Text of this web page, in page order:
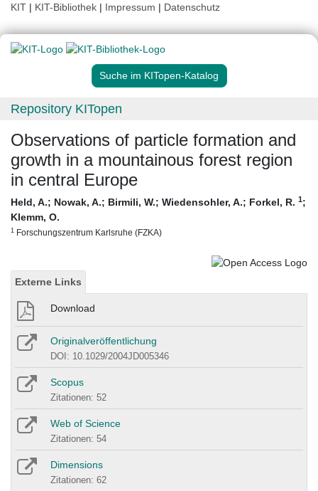
KIT | KIT-Bibliothek | Impressum | Datenschutz
Suche im KITopen-Katalog
Repository KITopen
Observations of particle formation and
growth in a mountainous forest region
in central Europe
Held, A.; Nowak, A.; Birmili, W.; Wiedensohler, A.; Forkel, R. 1;
Klemm, O.
1 Forschungszentrum Karlsruhe (FZKA)
Externe Links
Download
Originalveröffentlichung
DOI: 10.1029/2004JD005346
Scopus
Zitationen: 52
Web of Science
Zitationen: 54
Dimensions
Zitationen: 62